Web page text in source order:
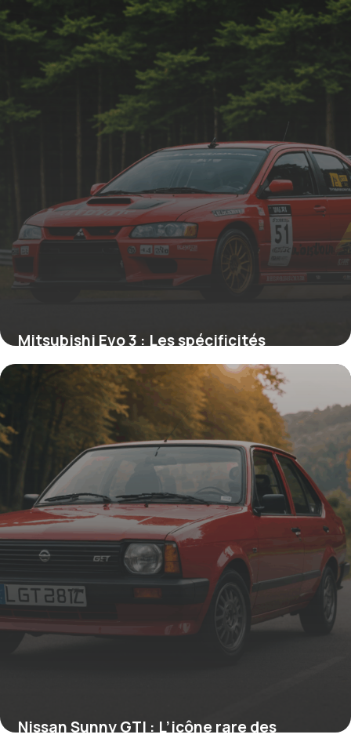
Mitsubishi Evo 3 : Les spécificités
mécaniques qui ont marqué le rallye
japonais
Nissan Sunny GTI : L’icône rare des